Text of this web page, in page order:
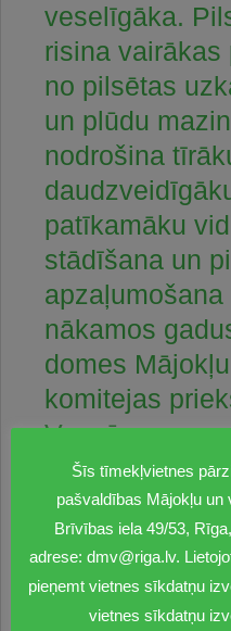
veselīgāka.
risina vairākas
no pilsētas
un plūdu
nodrošina
patīkamāku
stādīšana un
nākamos
domes
komitejas
Vancāne.
“Mājokļu un vides
papildināt ielu
apstādījumiem. Kā jau
Šīs tīmekļvietnes
pašvaldības Mājokļu un
Brīvības iela 49/53,
adrese: dmv@riga.lv.
pieņemt vietnes sīkdatņu
vietnes sīkdatņu